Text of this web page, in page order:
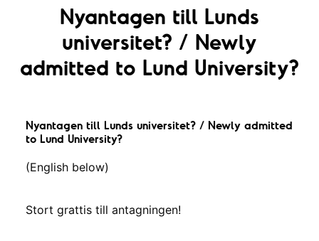
Nyantagen till Lunds
universitet? / Newly
admitted to Lund University?
Nyantagen till Lunds universitet? / Newly admitted
to Lund University?
(English below)
Stort grattis till antagningen!